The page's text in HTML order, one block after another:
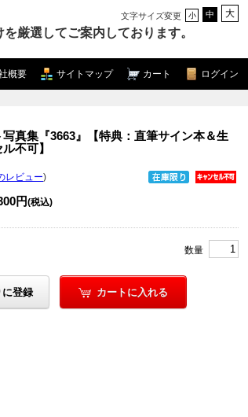
文字サイズ変更 小 中 大
厳選してご案内しております。
ログイン
カート
サイトマップ
概要
真集『3663』【特典：直筆サイン本＆生
不可】
レビュー)
円(税込)
数量
に登録 カートに入れる